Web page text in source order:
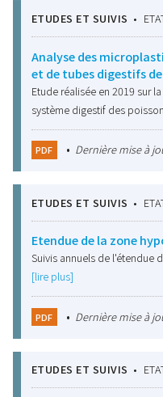
ETUDES ET SUIVIS •
Analyse des
et de tubes digestifs
Etude réalisée en 2019 sur
système digestif des
PDF • Dernière mise à
ETUDES ET SUIVIS •
Etendue de la zone
Suivis annuels de l'étendue
[lire plus]
PDF • Dernière mise à
ETUDES ET SUIVIS •